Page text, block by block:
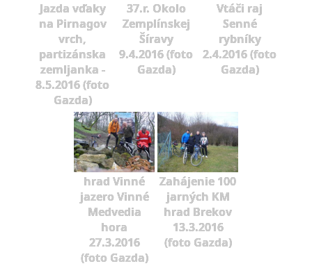
Jazda vďaky
na Pirnagov
vrch,
partizánska
zemljanka -
8.5.2016 (foto
Gazda)
37.r. Okolo
Zemplínskej
Šíravy
9.4.2016 (foto
Gazda)
Vtáči raj
Senné
rybníky
2.4.2016 (foto
Gazda)
hrad Vinné
jazero Vinné
Medvedia
hora
27.3.2016
(foto Gazda)
Zahájenie 100
jarných KM
hrad Brekov
13.3.2016
(foto Gazda)